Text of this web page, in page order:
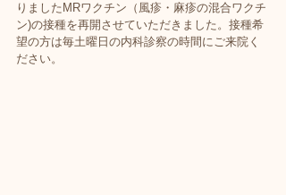
りましたMRワクチン（風疹・麻疹の混合ワクチ
ン)の接種を再開させていただきました。接種希
望の方は毎土曜日の内科診察の時間にご来院く
ださい。